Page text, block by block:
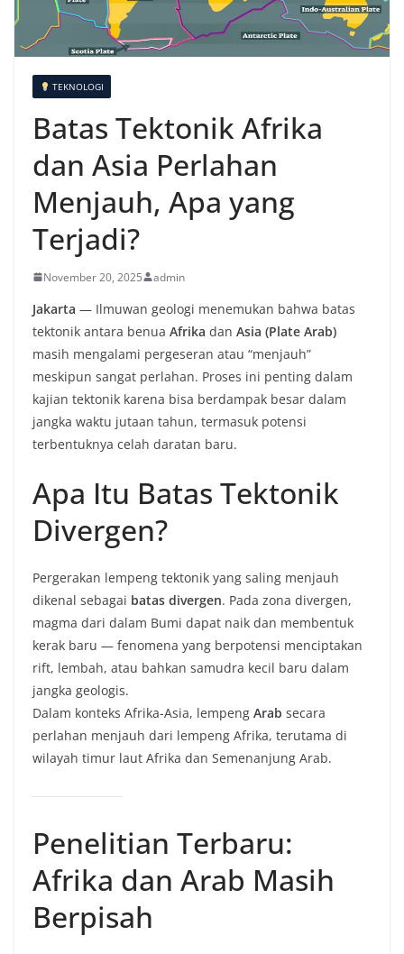
TEKNOLOGI
Batas Tektonik Afrika
dan Asia Perlahan
Menjauh, Apa yang
Terjadi?
November 20, 2025 admin
Jakarta — Ilmuwan geologi menemukan bahwa batas
tektonik antara benua Afrika dan Asia (Plate Arab)
masih mengalami pergeseran atau “menjauh”
meskipun sangat perlahan. Proses ini penting dalam
kajian tektonik karena bisa berdampak besar dalam
jangka waktu jutaan tahun, termasuk potensi
terbentuknya celah daratan baru.
Apa Itu Batas Tektonik
Divergen?
Pergerakan lempeng tektonik yang saling menjauh
dikenal sebagai batas divergen. Pada zona divergen,
magma dari dalam Bumi dapat naik dan membentuk
kerak baru — fenomena yang berpotensi menciptakan
rift, lembah, atau bahkan samudra kecil baru dalam
jangka geologis.
Dalam konteks Afrika-Asia, lempeng Arab secara
perlahan menjauh dari lempeng Afrika, terutama di
wilayah timur laut Afrika dan Semenanjung Arab.
Penelitian Terbaru:
Afrika dan Arab Masih
Berpisah